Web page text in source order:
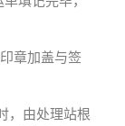
章加盖与签
，由处理站根